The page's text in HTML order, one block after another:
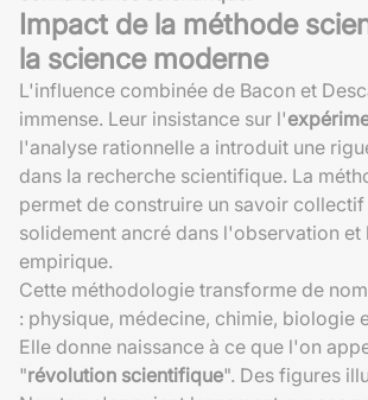
Impact de la méthode
la science moderne
L'influence combinée de Bacon et
immense. Leur insistance sur l'
l'analyse rationnelle a introduit une
dans la recherche scientifique. La
permet de construire un savoir
solidement ancré dans l'observation
empirique.
Cette méthodologie transforme de
: physique, médecine, chimie, biologie
Elle donne naissance à ce que l'on
"révolution scientifique". Des figures